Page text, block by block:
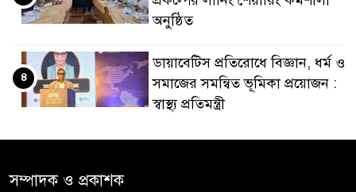
অনুষ্ঠিত
ডায়াবেটিস প্রতিরোধে বিজ্ঞান, ধর্ম ও
সমাজের সমন্বিত ভূমিকা প্রয়োজন :
স্বাস্থ্য প্রতিমন্ত্রী
৪
সম্পাদক ও প্রকাশক